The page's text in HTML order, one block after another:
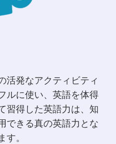
活発なアクティビティ
ルに使い、英語を体得
習得した英語力は、知
できる真の英語力とな
す。